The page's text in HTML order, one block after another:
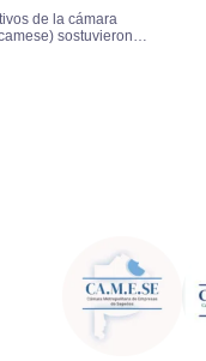
de la cámara
sostuvieron…